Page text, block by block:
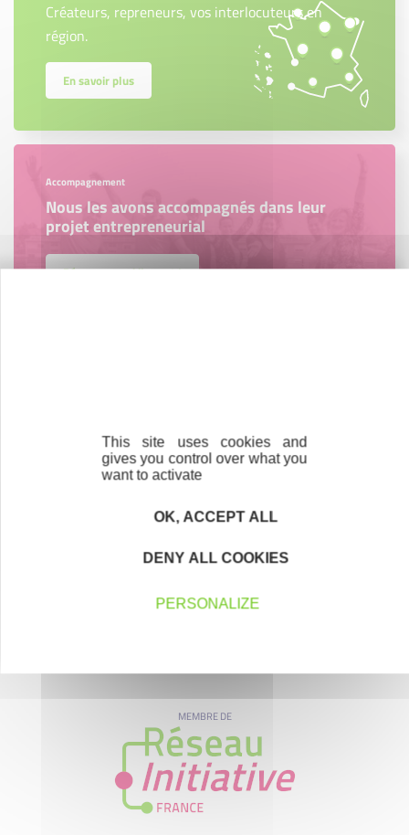
Créateurs, repreneurs, vos interlocuteurs en
région.
En savoir plus
Accompagnement
Nous les avons accompagnés dans leur
projet entrepreneurial
Découvrez qui ils sont !
MEMBRE DE
This site uses cookies and
gives you control over what you
want to activate
OK, ACCEPT ALL
DENY ALL COOKIES
PERSONALIZE